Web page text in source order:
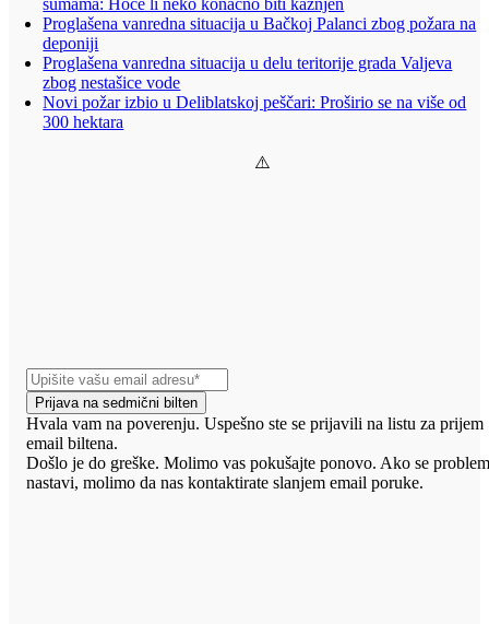
šumama: Hoće li neko konačno biti kažnjen
Proglašena vanredna situacija u Bačkoj Palanci zbog požara na
deponiji
Proglašena vanredna situacija u delu teritorije grada Valjeva
zbog nestašice vode
Novi požar izbio u Deliblatskoj peščari: Proširio se na više od
300 hektara
Prijava na sedmični bilten
Hvala vam na poverenju. Uspešno ste se prijavili na listu za prijem
email biltena.
Došlo je do greške. Molimo vas pokušajte ponovo. Ako se
nastavi, molimo da nas kontaktirate slanjem email poruke.